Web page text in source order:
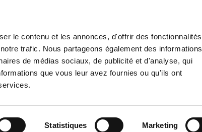
le contenu et les annonces, d'offrir des fonctionnalités
trafic. Nous partageons également des informations
de médias sociaux, de publicité et d'analyse, qui
que vous leur avez fournies ou qu'ils ont
Statistiques Marketing
Mix Family
Boutique